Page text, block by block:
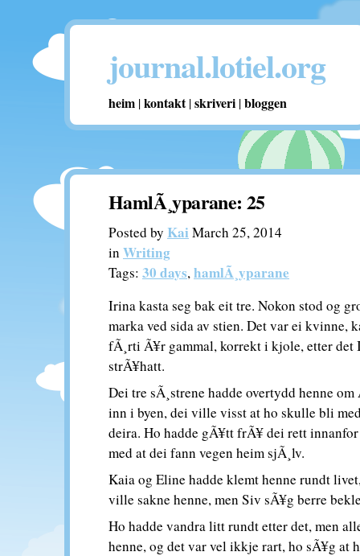
journal.lotiel.org
heim |kontakt|skriveri |bloggen
HamlÃ¸yparane: 25
Posted by Kai March 25, 2014
in Writing
Tags: 30 days,hamlÃ¸yparane
Irina kasta seg bak eit tre. Nokon stod og
marka ved sida av stien. Det var ei kvinne,
fÃ¸rti Ã¥r gammal, korrekt i kjole, etter det
strÃ¥hatt.
Dei tre sÃ¸strene hadde overtydd henne
inn i byen, dei ville visst at ho skulle bli
deira. Ho hadde gÃ¥tt frÃ¥ dei rett
med at dei fann vegen heim sjÃ¸lv.
Kaia og Eline hadde klemt henne rundt
ville sakne henne, men Siv sÃ¥g berre
Ho hadde vandra litt rundt etter det, men
henne, og det var vel ikkje rart, ho sÃ¥g at